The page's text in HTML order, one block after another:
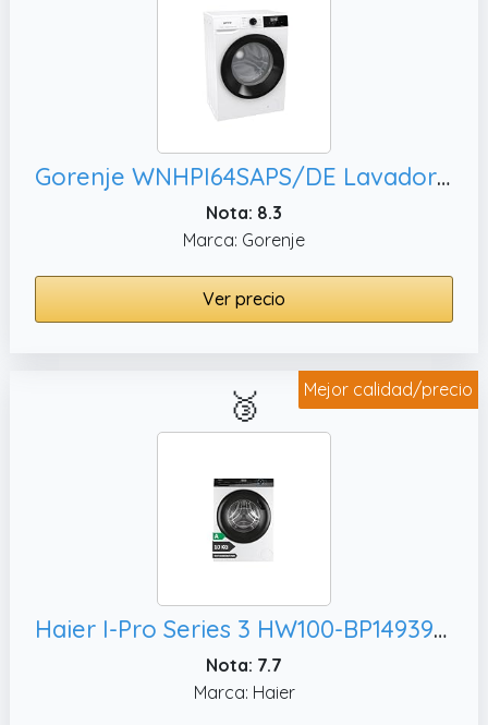
Gorenje WNHPI64SAPS/DE Lavadora con función de vapor, Inverter PowerDrive Motor/tambor de acero inoxidable/seguridad para niños/eficiencia energética A/blanco
Nota: 8.3
Marca: Gorenje
Ver precio
Mejor calidad/precio
🥉
Haier I-Pro Series 3 HW100-BP14939-S - Lavadora Carga Frontal 10KG, Blanco
Nota: 7.7
Marca: Haier